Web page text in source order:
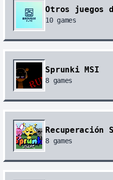
Otros juegos
10games
Sprunki MSI
8 games
Recuperación
8 games